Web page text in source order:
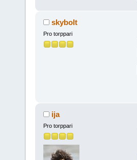
skybolt
Pro torppari
ija
Pro torppari